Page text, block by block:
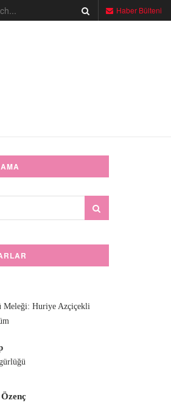
Haber Bülteni
Meleği: Huriye Azçiçekli